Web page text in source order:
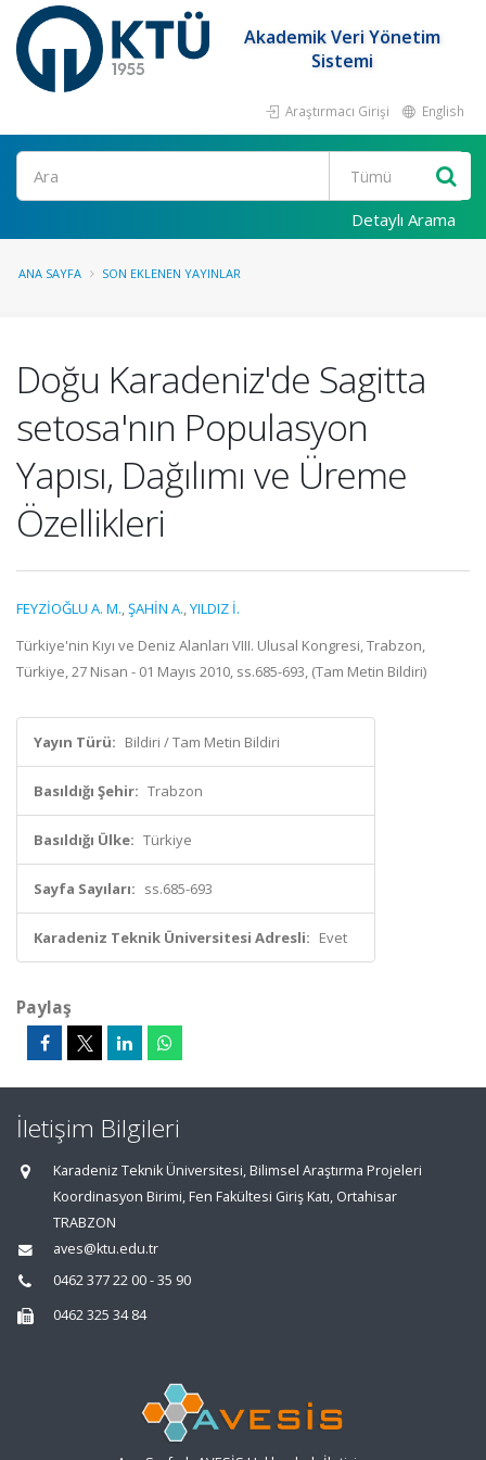
Akademik Veri Yönetim
Sistemi
Araştırmacı Girişi English
Ara
Detaylı Arama
ANA SAYFA SON EKLENEN YAYINLAR
Doğu Karadeniz'de Sagitta
setosa'nın Populasyon
Yapısı, Dağılımı ve Üreme
Özellikleri
FEYZİOĞLU A. M.,ŞAHİN A.,YILDIZ İ.
Türkiye'nin Kıyı ve Deniz Alanları VIII. Ulusal Kongresi, Trabzon,
Türkiye, 27 Nisan - 01 Mayıs 2010, ss.685-693, (Tam Metin Bildiri)
Yayın Türü: Bildiri / Tam Metin Bildiri
Basıldığı Şehir: Trabzon
Basıldığı Ülke: Türkiye
Sayfa Sayıları: ss.685-693
Karadeniz Teknik Üniversitesi Adresli: Evet
Paylaş
İletişim Bilgileri
Karadeniz Teknik Üniversitesi, Bilimsel Araştırma Projeleri
Koordinasyon Birimi, Fen Fakültesi Giriş Katı, Ortahisar
TRABZON
aves@ktu.edu.tr
0462 377 22 00 - 35 90
0462 325 34 84